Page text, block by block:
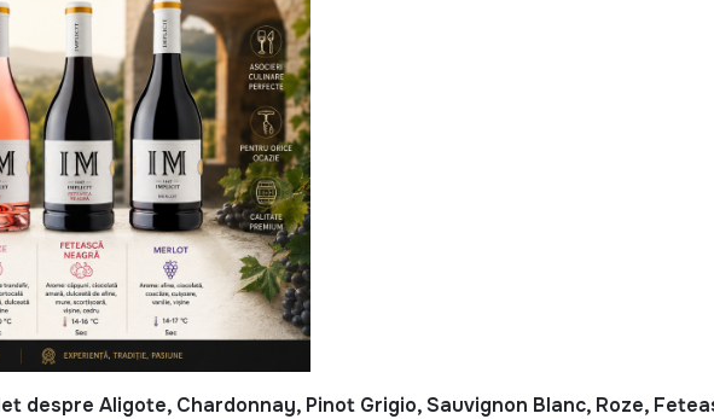
despre Aligote, Chardonnay, Pinot Grigio, Sauvignon Blanc, Roze,